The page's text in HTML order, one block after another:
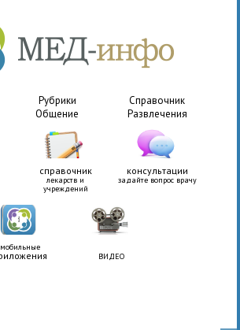
Рубрики
Справочник
Общение Развлечения
справочник
лекарств и
учреждений
консультации
задайте вопрос врачу
мобильные
ВИДЕО